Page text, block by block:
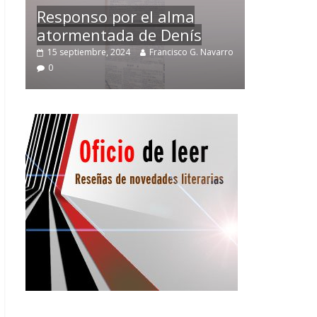
Temprano oficio de lector
2 noviembre, 2024
Francisco G. Navarro
0